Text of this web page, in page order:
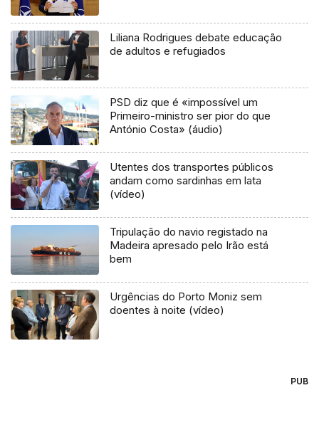
Liliana Rodrigues debate educação
de adultos e refugiados
PSD diz que é «impossível um
Primeiro-ministro ser pior do que
António Costa» (áudio)
Utentes dos transportes públicos
andam como sardinhas em lata
(vídeo)
Tripulação do navio registado na
Madeira apresado pelo Irão está
bem
Urgências do Porto Moniz sem
doentes à noite (vídeo)
PUB